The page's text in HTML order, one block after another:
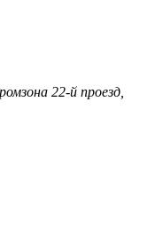
22-й проезд,